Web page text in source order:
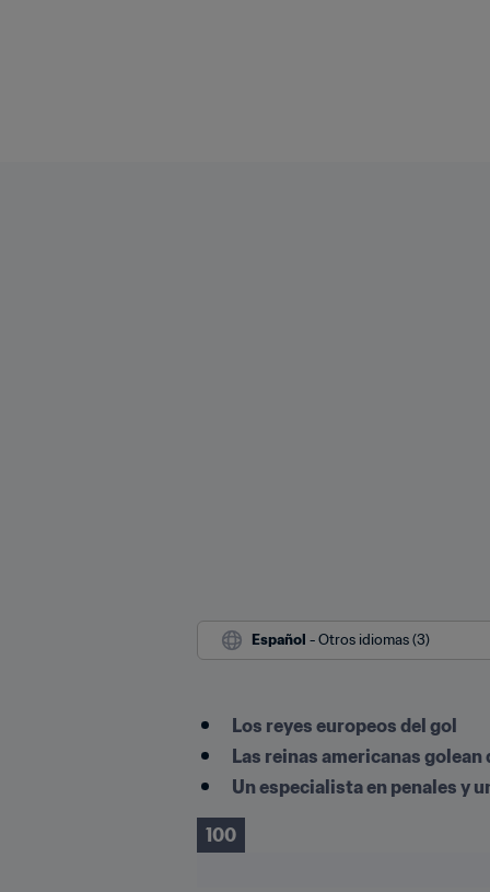
Español - Otros idiomas (3)
Los reyes europeos del gol
Las reinas americanas golean
Un especialista en penales y
100